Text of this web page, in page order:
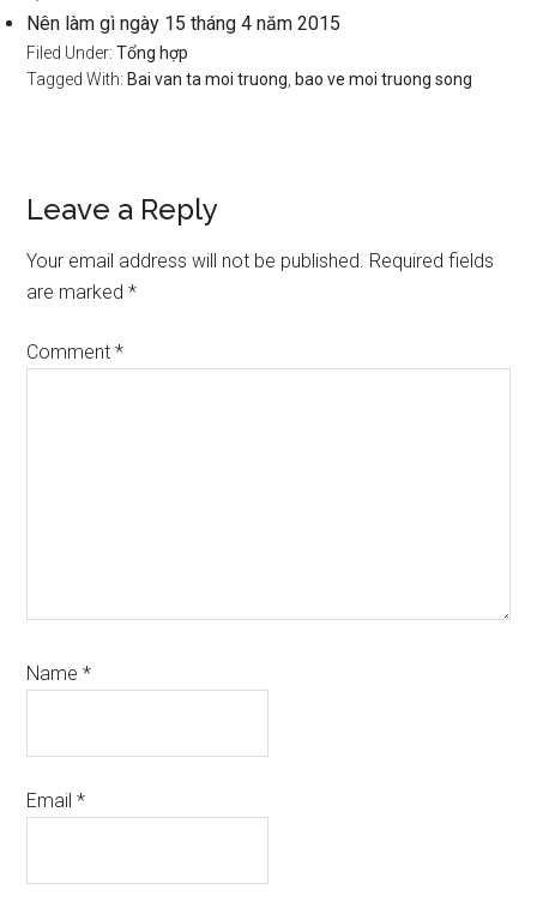
Nên làm gì ngày 15 tháng 4 năm 2015
Filed Under:Tổng hợp
Tagged With: Bai van ta moi truong bao ve moi truong song
Reader
Interactions
Leave a Reply
Your email address will not be published. Required fields
are marked*
Comment*
Name*
Email*